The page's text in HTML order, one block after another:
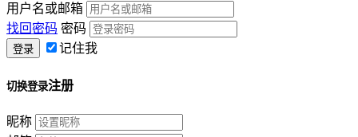
用户名或邮箱
找回密码 密码
记住我
切换登录注册
昵称